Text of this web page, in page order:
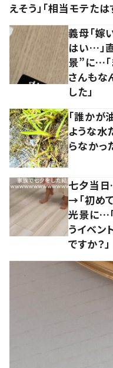
えそう」「相当モテたは
義母「嫁
はい…」
景”に…「
さんもな
した」
「誰かが
ような水
らなかっ
七夕当
→「初め
光景に…
うイベン
ですか？」